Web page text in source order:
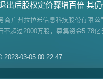
出后股权定价骤增百倍 其
商广州拉拉米信息科技股份有限
不超过2000万股，募集资金5.78
2023-03-05 00:22:47